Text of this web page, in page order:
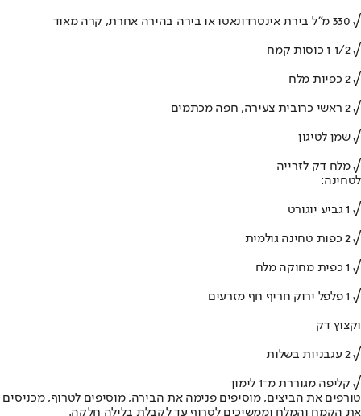
√ 330 מ"ל בירת אינטרדונאטו או בירה בהירה אחרת, קרה מאוד
√ 1/2 1 כוסות קמח
√ 2 כפיות מלח
√ 2 ראשי כרובית צעירה, חפה מכתמים
√ שמן לטיגון
√ מלח דק לזרייה
לטחינה:
√ 1 גביע יוגורט
√ 2 כפות טחינה גולמית
√ 1 כפית מחוקה מלח
√ 1 פלפל ירוק חריף חף מזרעים
וקצוץ דק
√ 2 עגבניות בשלות
√ קליפה מגוררת מ־1 לימון
טורפים את הביצים, מוסיפים פנימה את הבירה, מוסיפים לטרוף, מכניסים
את הקמח והמלח וממשיכים לטרוף עד לקבלת בלילה חלקה.